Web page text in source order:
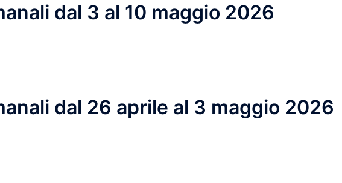
dal 3 al 10 maggio 2026
dal 26 aprile al 3 maggio 2026